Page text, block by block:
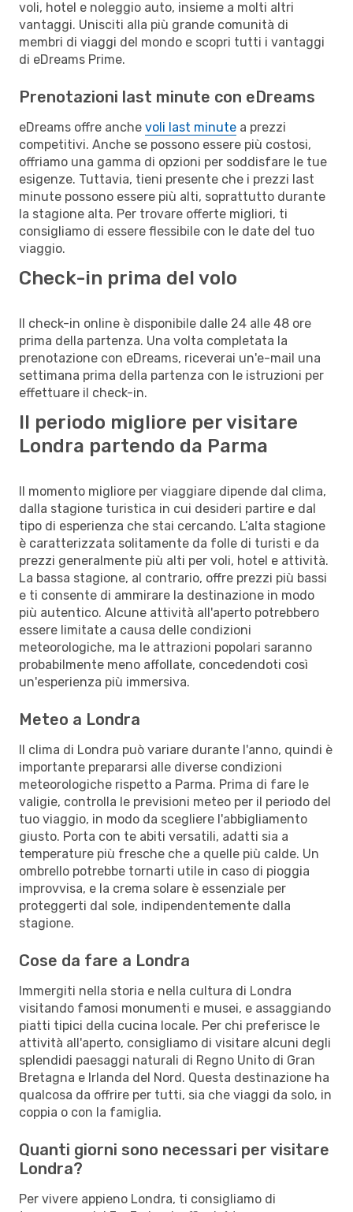
voli, hotel e noleggio auto, insieme a molti altri
vantaggi. Unisciti alla più grande comunità di
membri di viaggi del mondo e scopri tutti i vantaggi
di eDreams Prime.
Prenotazioni last minute con eDreams
eDreams offre anche voli last minute a prezzi
competitivi. Anche se possono essere più costosi,
offriamo una gamma di opzioni per soddisfare le tue
esigenze. Tuttavia, tieni presente che i prezzi last
minute possono essere più alti, soprattutto durante
la stagione alta. Per trovare offerte migliori, ti
consigliamo di essere flessibile con le date del tuo
viaggio.
Check-in prima del volo
Il check-in online è disponibile dalle 24 alle 48 ore
prima della partenza. Una volta completata la
prenotazione con eDreams, riceverai un'e-mail una
settimana prima della partenza con le istruzioni per
effettuare il check-in.
Il periodo migliore per visitare
Londra partendo da Parma
Il momento migliore per viaggiare dipende dal clima,
dalla stagione turistica in cui desideri partire e dal
tipo di esperienza che stai cercando. L’alta stagione
è caratterizzata solitamente da folle di turisti e da
prezzi generalmente più alti per voli, hotel e attività.
La bassa stagione, al contrario, offre prezzi più bassi
e ti consente di ammirare la destinazione in modo
più autentico. Alcune attività all'aperto potrebbero
essere limitate a causa delle condizioni
meteorologiche, ma le attrazioni popolari saranno
probabilmente meno affollate, concedendoti così
un'esperienza più immersiva.
Meteo a Londra
Il clima di Londra può variare durante l'anno, quindi è
importante prepararsi alle diverse condizioni
meteorologiche rispetto a Parma. Prima di fare le
valigie, controlla le previsioni meteo per il periodo del
tuo viaggio, in modo da scegliere l'abbigliamento
giusto. Porta con te abiti versatili, adatti sia a
temperature più fresche che a quelle più calde. Un
ombrello potrebbe tornarti utile in caso di pioggia
improvvisa, e la crema solare è essenziale per
proteggerti dal sole, indipendentemente dalla
stagione.
Cose da fare a Londra
Immergiti nella storia e nella cultura di Londra
visitando famosi monumenti e musei, e assaggiando
piatti tipici della cucina locale. Per chi preferisce le
attività all'aperto, consigliamo di visitare alcuni degli
splendidi paesaggi naturali di Regno Unito di Gran
Bretagna e Irlanda del Nord. Questa destinazione ha
qualcosa da offrire per tutti, sia che viaggi da solo, in
coppia o con la famiglia.
Quanti giorni sono necessari per visitare
Londra?
Per vivere appieno Londra, ti consigliamo di